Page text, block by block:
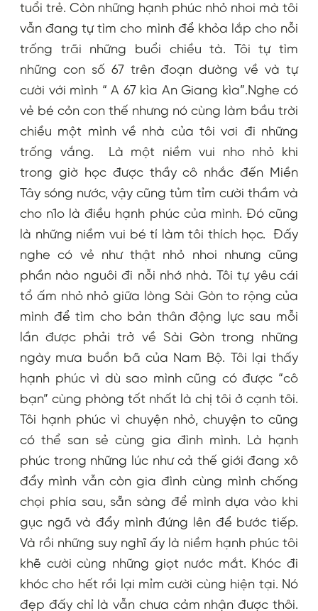
tuổi trẻ. Còn những hạnh phúc nhỏ nhoi mà tôi
vẫn đang tự tìm cho mình để khỏa lắp cho nỗi
trống trãi những buổi chiều tà. Tôi tự tìm
những con số 67 trên đoạn dường về và tự
cười với mình “ A 67 kìa An Giang kìa”.Nghe có
vẻ bé cỏn con thế nhưng nó cùng làm bầu trời
chiều một mình về nhà của tôi vơi đi những
trống vắng. Là một niềm vui nho nhỏ khi
trong giờ học được thầy cô nhắc đến Miền
Tây sóng nước, vậy cũng tủm tỉm cười thầm và
cho n1o là điều hạnh phúc của mình. Đó cũng
là những niềm vui bé tí làm tôi thích học. Đấy
nghe có vẻ như thật nhỏ nhoi nhưng cũng
phần nào nguôi đi nỗi nhớ nhà. Tôi tự yêu cái
tổ ấm nhỏ nhỏ giữa lòng Sài Gòn to rộng của
mình để tìm cho bản thân động lực sau mỗi
lần được phải trở về Sài Gòn trong những
ngày mưa buồn bã của Nam Bộ. Tôi lại thấy
hạnh phúc vì dù sao mình cũng có được “cô
bạn” cùng phòng tốt nhất là chị tôi ở cạnh tôi.
Tôi hạnh phúc vì chuyện nhỏ, chuyện to cũng
có thể san sẻ cùng gia đình mình. Là hạnh
phúc trong những lúc như cả thế giới đang xô
đẩy mình vẫn còn gia đình cùng mình chống
chọi phía sau, sẵn sàng để mình dựa vào khi
gục ngã và đẩy mình đứng lên để bước tiếp.
Và rồi những suy nghĩ ấy là niềm hạnh phúc tôi
khẽ cười cùng những giọt nước mắt. Khóc đi
khóc cho hết rồi lại mỉm cười cùng hiện tại. Nó
đẹp đấy chỉ là vẫn chưa cảm nhận được thôi.